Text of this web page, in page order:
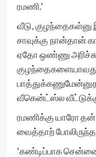
ரமணி.’
வீடு,
சாவுக்கு நான்தான்
ஏதோ ஒண்ணு
குழந்தைகளையாவது
வீகென்ட்ஸ்ல
ரமணிக்கு யாரோ தன்
வைத்தாற்
‘கண்டிப்பாக